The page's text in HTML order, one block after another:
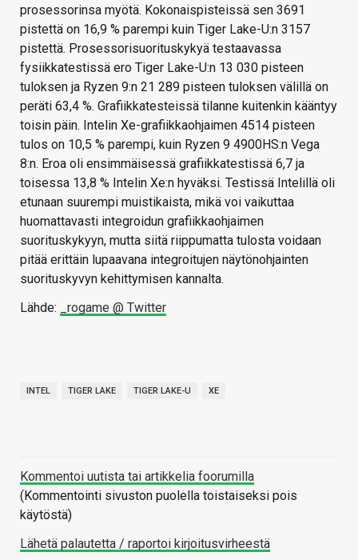
prosessorinsa myötä. Kokonaispisteissä sen 3691
pistettä on 16,9 % parempi kuin Tiger Lake-U:n 3157
pistettä. Prosessorisuorituskykyä testaavassa
fysiikkatestissä ero Tiger Lake-U:n 13 030 pisteen
tuloksen ja Ryzen 9:n 21 289 pisteen tuloksen välillä on
peräti 63,4 %. Grafiikkatesteissä tilanne kuitenkin kääntyy
toisin päin. Intelin Xe-grafiikkaohjaimen 4514 pisteen
tulos on 10,5 % parempi, kuin Ryzen 9 4900HS:n Vega
8:n. Eroa oli ensimmäisessä grafiikkatestissä 6,7 ja
toisessa 13,8 % Intelin Xe:n hyväksi. Testissä Intelillä oli
etunaan suurempi muistikaista, mikä voi vaikuttaa
huomattavasti integroidun grafiikkaohjaimen
suorituskykyyn, mutta siitä riippumatta tulosta voidaan
pitää erittäin lupaavana integroitujen näytönohjainten
suorituskyvyn kehittymisen kannalta.
Lähde:
_rogame @ Twitter
INTEL TIGER LAKE TIGER LAKE-U XE
Kommentoi uutista tai artikkelia foorumilla
(Kommentointi sivuston puolella toistaiseksi pois
käytöstä)
Lähetä palautetta / raportoi kirjoitusvirheestä